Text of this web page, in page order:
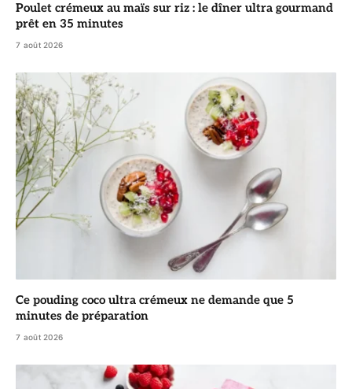
Poulet crémeux au maïs sur riz : le dîner ultra gourmand
prêt en 35 minutes
7 août 2026
Ce pouding coco ultra crémeux ne demande que 5
minutes de préparation
7 août 2026